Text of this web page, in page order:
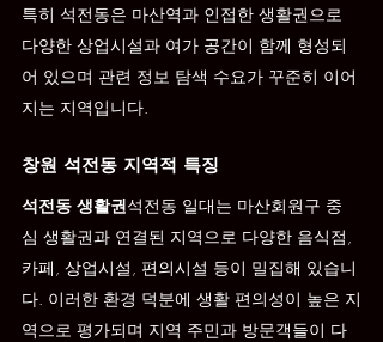
특히 석전동은 마산역과 인접한 생활권으로
다양한 상업시설과 여가 공간이 함께 형성되
어 있으며 관련 정보 탐색 수요가 꾸준히 이어
지는 지역입니다.
창원 석전동 지역적 특징
석전동 생활권석전동 일대는 마산회원구 중
심 생활권과 연결된 지역으로 다양한 음식점,
카페, 상업시설, 편의시설 등이 밀집해 있습니
다. 이러한 환경 덕분에 생활 편의성이 높은 지
역으로 평가되며 지역 주민과 방문객들이 다